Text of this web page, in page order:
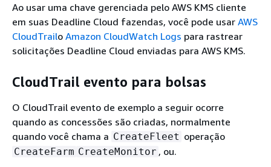
Ao usar uma chave gerenciada pelo AWS KMS cliente
em suas Deadline Cloud fazendas, você pode usar AWS
CloudTrailo Amazon CloudWatch Logs para rastrear
solicitações Deadline Cloud enviadas para AWS KMS.
CloudTrail evento para bolsas
O CloudTrail evento de exemplo a seguir ocorre
quando as concessões são criadas, normalmente
quando você chama a CreateFleet operação
CreateFarm CreateMonitor , ou.